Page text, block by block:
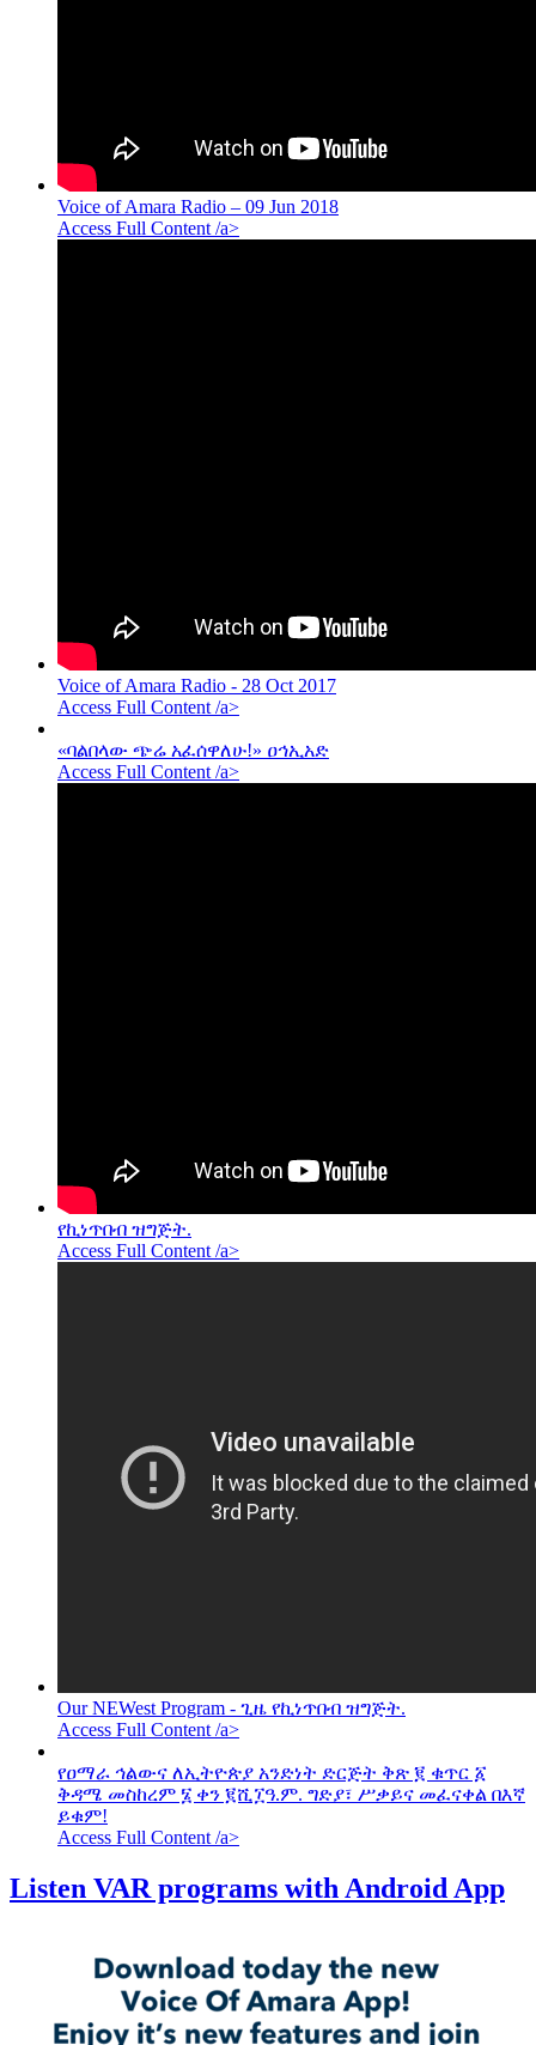
Voice of Amara Radio – 09 Jun 2018
Access Full Content /a>
Voice of Amara Radio - 28 Oct 2017
Access Full Content /a>
«ባልበላው ጭሬ አፈሰዋለሁ!» ዐኅኢአድ
Access Full Content /a>
የኪነጥበብ ዝግጅት.
Access Full Content /a>
Our NEWest Program - ጊዜ የኪነጥበብ ዝግጅት.
Access Full Content /a>
የዐማራ ኅልውና ለኢትዮጵያ አንድነት ድርጅት ቅጽ ፪ ቁጥር ፩
ቅዳሜ መስከረም ፮ ቀን ፪ሺ፲ዓ.ም. ግድያ፣ ሥቃይና መፈናቀል በእኛ
ይቁም!
Access Full Content /a>
Listen VAR programs with Android App